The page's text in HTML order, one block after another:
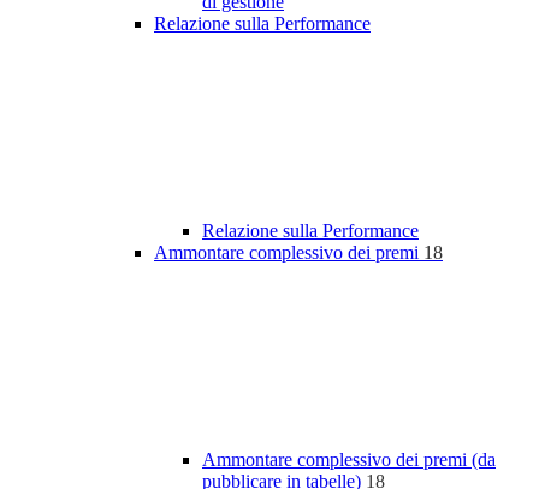
Relazione sulla Performance
Relazione sulla Performance
Ammontare complessivo dei premi 18
Ammontare complessivo dei premi (da
pubblicare in tabelle) 18